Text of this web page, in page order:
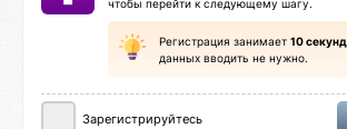
чтобы перейти к следующему шагу.
Регистрация занимает 10 секунд
данных вводить не нужно.
Зарегистрируйтесь